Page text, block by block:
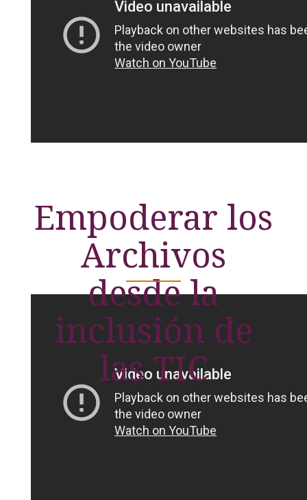
Empoderar los
Archivos
desde la
inclusión de
las TIC